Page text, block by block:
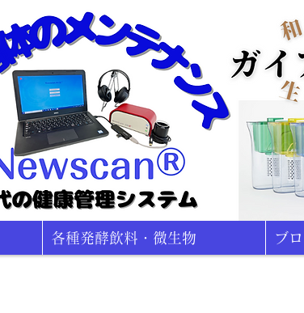
各種発酵飲料・微生物 ブ